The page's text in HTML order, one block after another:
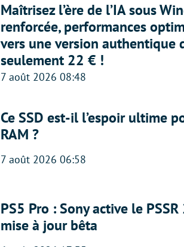
Maîtrisez l’ère de l’IA sous
renforcée, performances
vers une version authentique
seulement 22 € !
7 août 2026 08:48
Ce SSD est-il l’espoir ultime
RAM ?
7 août 2026 06:58
PS5 Pro : Sony active le
mise à jour bêta